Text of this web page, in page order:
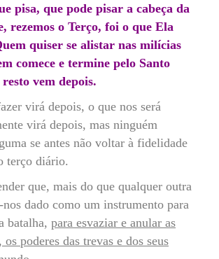
pisa, que pode pisar a cabeça da
rezemos o Terço, foi o que Ela
quiser se alistar nas milícias
comece e termine pelo Santo
vem depois.
virá depois, o que nos será
virá depois, mas ninguém
se antes não voltar à fidelidade
terço diário.
que, mais do que qualquer outra
dado como um instrumento para
batalha, para esvaziar e anular as
poderes das trevas e dos seus